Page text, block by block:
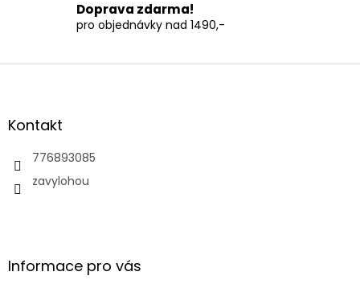
Doprava zdarma!
pro objednávky nad 1490,-
Z
aKontakt
776893085
zavylohou
Informace pro vás